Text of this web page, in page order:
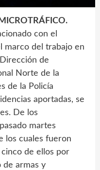
con el
marco del trabajo en
de
Norte de la
de la Policía
aportadas, se
De los
martes
los cuales fueron
de ellos por
de armas y